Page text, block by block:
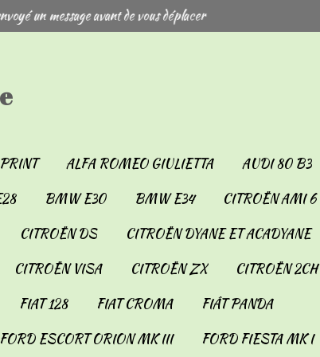
un message avant de vous déplacer
ALFA ROMEO GIULIETTA
AUDI 80 B3
BMW E30 BMW E34
CITROËN AMI 6
CITROËN DS
CITROËN DYANE ET ACADYANE
CITROËN VISA CITROËN ZX
CITROËN 2CH
FIAT 128 FIAT CROMA
FIÂT PANDA
FORD ESCORT ORION MK III
FORD FIESTA MK I